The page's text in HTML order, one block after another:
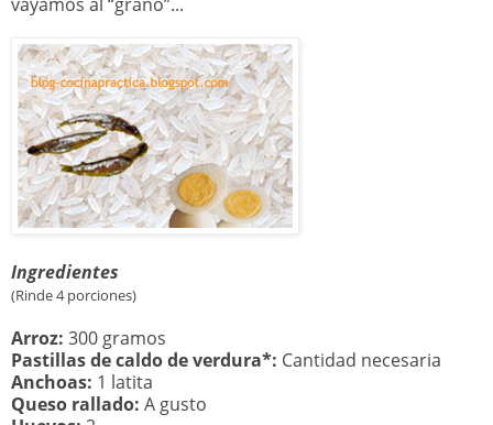
Ingredientes
(Rinde 4 porciones)
Arroz: 300 gramos
Pastillas de caldo de verdura*: Cantidad necesaria
Anchoas: 1 latita
Queso rallado: A gusto